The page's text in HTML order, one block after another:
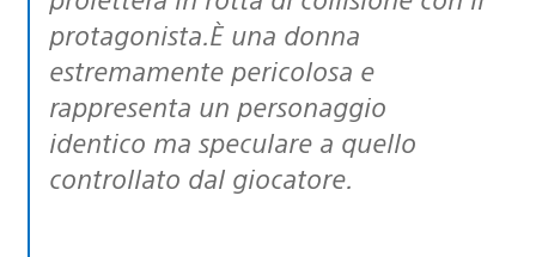
protagonista.È una donna
estremamente pericolosa e
rappresenta un personaggio
identico ma speculare a quello
controllato dal giocatore.